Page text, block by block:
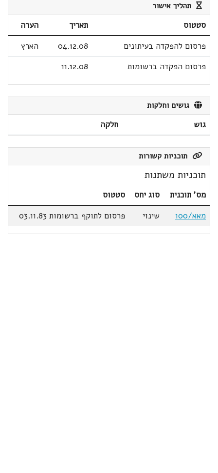
תהליך אישור
סטטוס תאריך
הערה
פרסום להפקדה בעיתונים
04.12.08
הארץ
פרסום הפקדה ברשומות
11.12.08
גושים וחלקות
גוש חלקה
תוכניות קשורות
תוכניות משתנות
מס' תוכנית סוג יחס
סטטוס
מאא/100
שינוי פרסום לתוקף ברשומות 03.11.83